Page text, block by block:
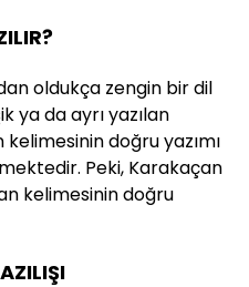
oldukça zengin bir dil
ya da ayrı yazılan
doğru yazımı
Peki, Karakaçan
kelimesinin doğru